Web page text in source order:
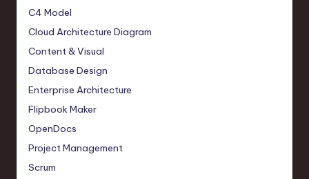
C4 Model
Cloud Architecture Diagram
Content & Visual
Database Design
Enterprise Architecture
Flipbook Maker
OpenDocs
Project Management
Scrum